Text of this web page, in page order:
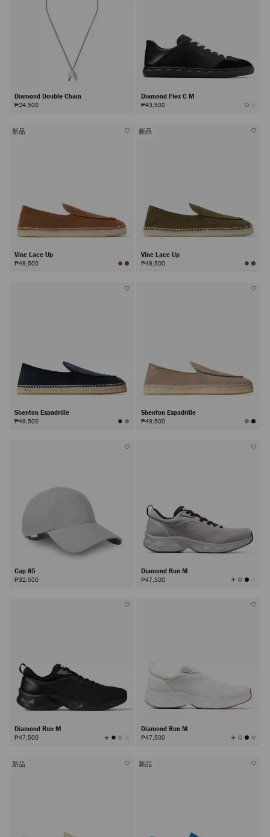
Diamond Double Chain
₱24,500
Diamond Flex C M
₱43,500
新品
Vine Lace Up
₱49,500
新品
Vine Lace Up
₱49,500
Shenton Espadrille
₱49,500
Shenton Espadrille
₱49,500
Cap 85
₱32,500
Diamond Run M
₱47,500 查
看
Diamond Run M
₱47,500 查
看
Diamond Run M
₱47,500 查
看
新品 新品